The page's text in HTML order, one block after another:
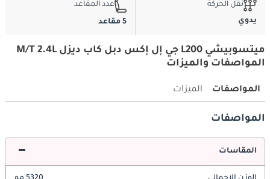
نقل الحركة
يدوي
عدد المقاعد
5 مقاعد
ميتسوبيشي L200 جي إل إكس دبل كاب ديزل M/T 2.4L
المواصفات والميزات
المواصفات الميزات
المواصفات
المقاسات